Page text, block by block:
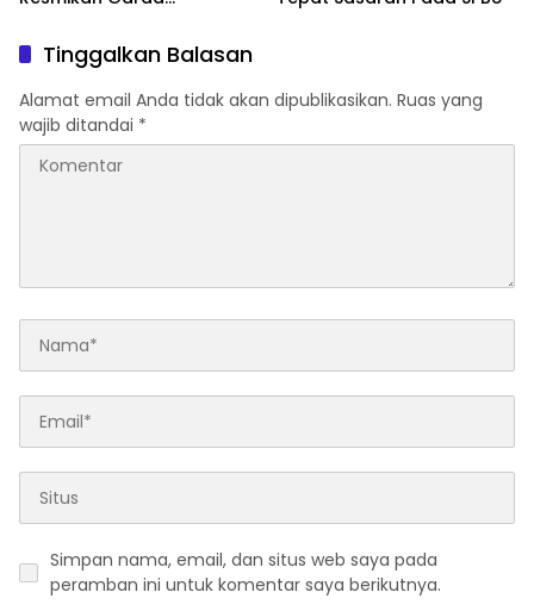
Desa Timampu
Tinggalkan Balasan
Alamat email Anda tidak akan dipublikasikan. Ruas yang
wajib ditandai *
Simpan nama, email, dan situs web saya pada
peramban ini untuk komentar saya berikutnya.